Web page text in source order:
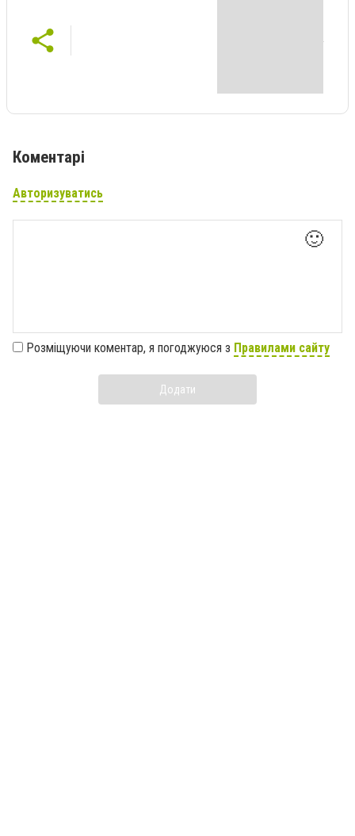
Коментарі
Авторизуватись
🙂
Розміщуючи коментар, я погоджуюся з Правилами сайту
Додати